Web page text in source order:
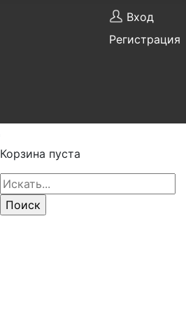
Вход
Регистрация
Корзина пуста